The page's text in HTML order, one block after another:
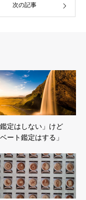
次の記事
鑑定はしない」けど
ベート鑑定はする」